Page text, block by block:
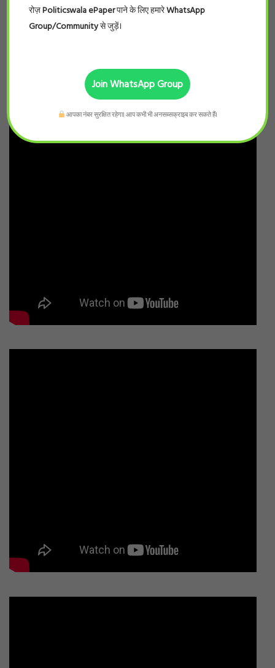
रोज़Politicswala ePaperपाने के लिए हमारेWhatsApp
Group/Communityसे जुड़ें।
Join WhatsApp Group
आपका नंबर सुरक्षित रहेगा। आप कभी भी अनसब्सक्राइब कर सकते हैं।